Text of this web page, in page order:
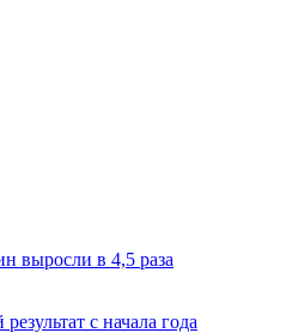
выросли в 4,5 раза
с начала года